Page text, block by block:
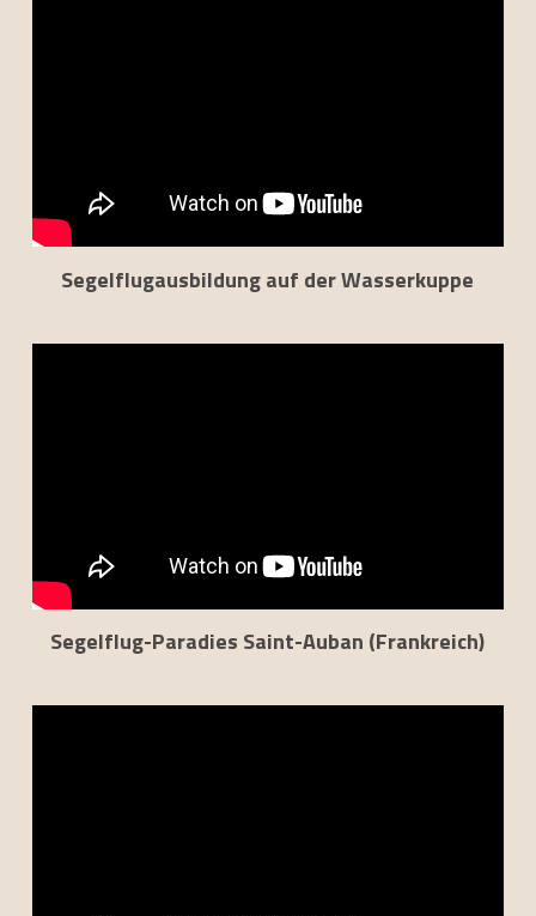
Segelflugausbildung auf der Wasserkuppe
Segelflug-Paradies Saint-Auban (Frankreich)